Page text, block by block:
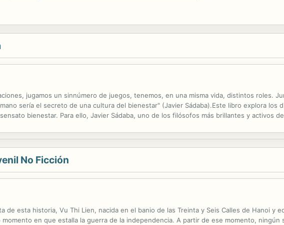
jugamos un sinnúmero de juegos, tenemos, en una misma vida, distintos roles.
sería el secreto de una cultura del bienestar" (Javier Sádaba).Este libro explora los
bienestar. Para ello, Javier Sádaba, uno de los filósofos más brillantes y activos
No Ficción
de esta historia, Vu Thi Lien, nacida en el banio de las Treinta y Seis Calles de Hanoi y
en que estalla la guerra de la independencia. A partir de ese momento, ningún